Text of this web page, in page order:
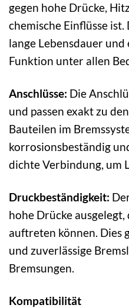
gegen hohe Drücke,
chemische Einflüsse
lange Lebensdauer und
Funktion unter allen
Anschlüsse: Die
und passen exakt zu
Bauteilen im
korrosionsbeständig
dichte Verbindung, um
Druckbeständigkeit:
hohe Drücke
auftreten können. Dies
und zuverlässige
Bremsungen.
Kompatibilität